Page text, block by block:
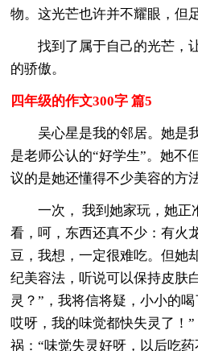
物。这光芒也许并不耀眼，但
找到了属于自己的光芒，
的骄傲。
四年级的作文300字 篇5
吴心星是我的邻居。她是
是老师公认的“好学生”。她不
议的是她还懂得不少美容的方法
一次， 我到她家玩，她正
看，呵，东西还真不少：有火
豆，我想，一定很难吃。但她
纪美容法，听说可以保持皮肤
灵？”，我将信将疑，小小的喝
哎呀，我的味觉都快失灵了！
祸：“味觉失灵好呀，以后吃药